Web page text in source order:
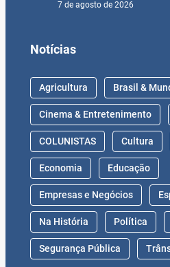
7 de agosto de 2026
Notícias
Agricultura Brasil &
Cinema & Entretenimento
COLUNISTAS Cultura
Economia Educação
Empresas e Negócios
Na História Política
Segurança Pública